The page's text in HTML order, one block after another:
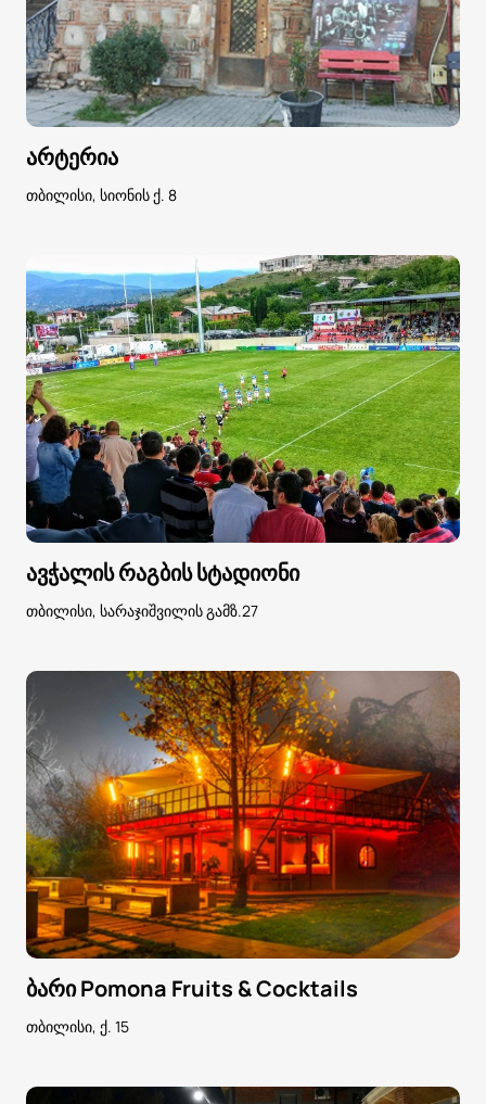
არტერია
თბილისი, სიონის ქ. 8
ავჭალის რაგბის სტადიონი
თბილისი, სარაჯიშვილის გამზ.27
ბარი Pomona Fruits & Cocktails
თბილისი, ქ. 15